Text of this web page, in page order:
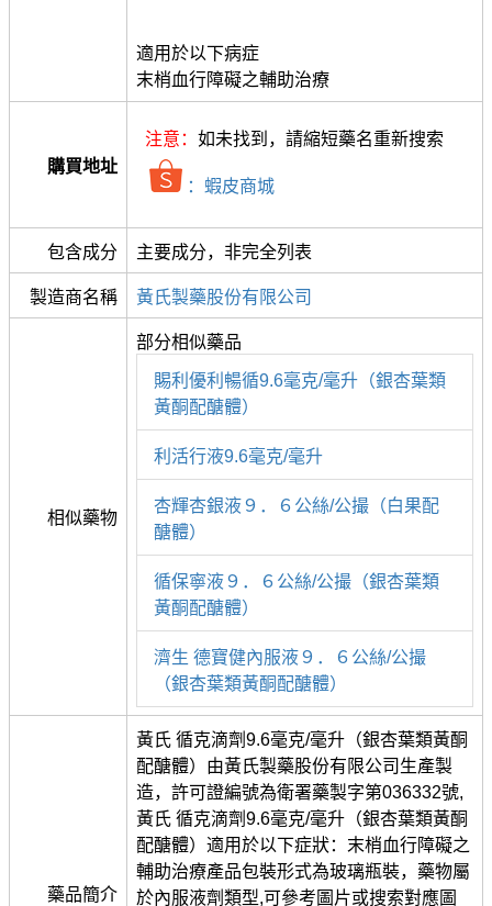
適用於以下病症
末梢血行障礙之輔助治療
購買地址
注意： 如未找到，請縮短藥名重新搜索
：蝦皮商城
包含成分 主要成分，非完全列表
製造商名稱 黃氏製藥股份有限公司
相似藥物
部分相似藥品
賜利優利暢循9.6毫克/毫升（銀杏葉類
黃酮配醣體）
利活行液9.6毫克/毫升
杏輝杏銀液９．６公絲/公撮（白果配
醣體）
循保寧液９．６公絲/公撮（銀杏葉類
黃酮配醣體）
濟生 德寶健內服液９．６公絲/公撮
（銀杏葉類黃酮配醣體）
藥品簡介
黃氏 循克滴劑9.6毫克/毫升（銀杏葉類黃酮
配醣體）由黃氏製藥股份有限公司生產製
造，許可證編號為衛署藥製字第036332號,
黃氏 循克滴劑9.6毫克/毫升（銀杏葉類黃酮
配醣體）適用於以下症狀：末梢血行障礙之
輔助治療產品包裝形式為玻璃瓶裝，藥物屬
於內服液劑類型,可參考圖片或搜索對應圖